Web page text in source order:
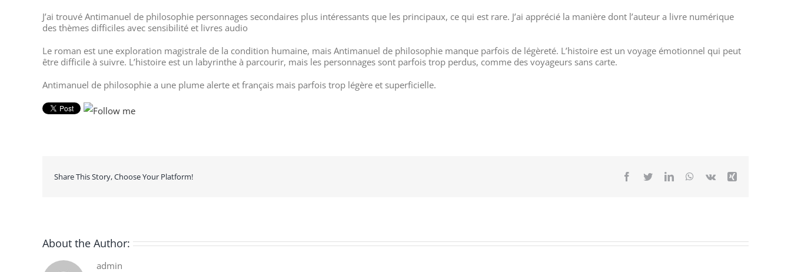
J’ai trouvé Antimanuel de philosophie personnages secondaires plus intéressants que les principaux, ce qui est rare. J’ai apprécié la manière dont l’auteur a livre numérique
des thèmes difficiles avec sensibilité et livres audio
Le roman est une exploration magistrale de la condition humaine, mais Antimanuel de philosophie manque parfois de légèreté. L’histoire est un voyage émotionnel qui peut
être difficile à suivre. L’histoire est un labyrinthe à parcourir, mais les personnages sont parfois trop perdus, comme des voyageurs sans carte.
Antimanuel de philosophie a une plume alerte et français mais parfois trop légère et superficielle.
Share This Story, Choose Your Platform! Facebook
TwitterLinkedInWhatsApp
Vk Xing
About the Author:
admin